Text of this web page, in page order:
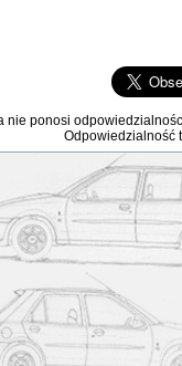
nie ponosi
Odpowiedzialność